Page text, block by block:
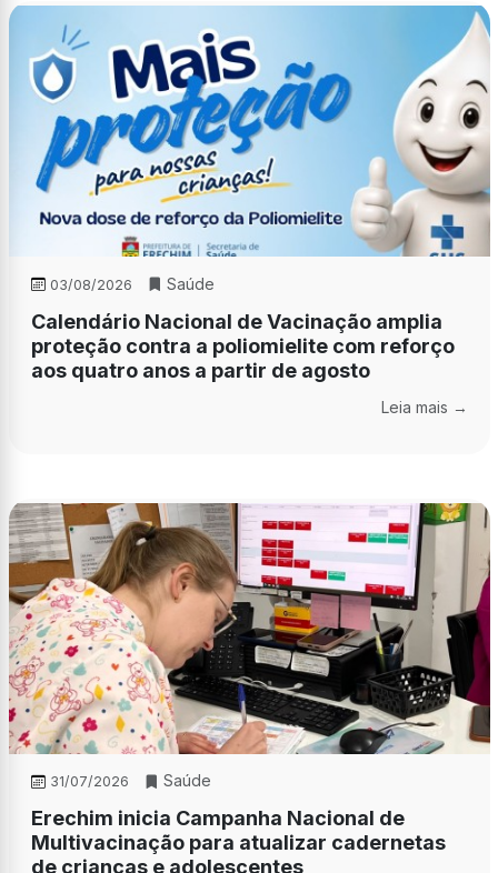
03/08/2026 Saúde
Calendário Nacional de Vacinação amplia
proteção contra a poliomielite com reforço
aos quatro anos a partir de agosto
Leia mais →
31/07/2026 Saúde
Erechim inicia Campanha Nacional de
Multivacinação para atualizar cadernetas
de crianças e adolescentes